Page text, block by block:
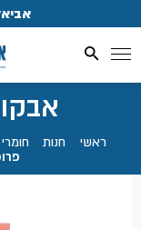
ראשי חנות חומרי